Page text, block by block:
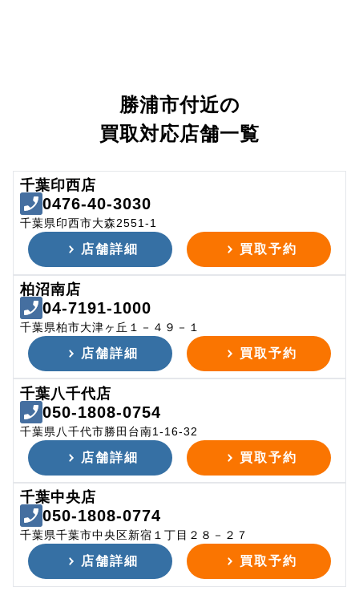
勝浦市付近の
買取対応店舗一覧
千葉印西店
0476-40-3030
千葉県印西市大森2551-1
店舗詳細 買取予約
柏沼南店
04-7191-1000
千葉県柏市大津ヶ丘１－４９－１
店舗詳細 買取予約
千葉八千代店
050-1808-0754
千葉県八千代市勝田台南1-16-32
店舗詳細 買取予約
千葉中央店
050-1808-0774
千葉県千葉市中央区新宿１丁目２８－２７
店舗詳細 買取予約